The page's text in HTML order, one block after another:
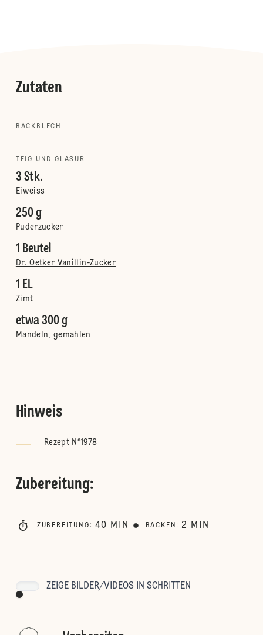
Zutaten
BACKBLECH
TEIG UND GLASUR
3 Stk.
Eiweiss
250 g
Puderzucker
1 Beutel
Dr. Oetker Vanillin-Zucker
1 EL
Zimt
etwa 300 g
Mandeln, gemahlen
Hinweis
Rezept N°1978
Zubereitung:
ZUBEREITUNG : 40 MIN BACKEN : 2 MIN
ZEIGE BILDER/VIDEOS IN SCHRITTEN